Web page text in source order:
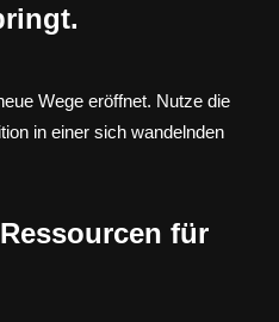
Wege eröffnet. Nutze die
in einer sich wandelnden
für